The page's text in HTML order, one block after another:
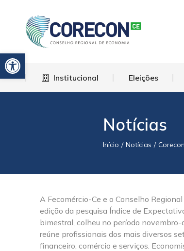
Barra de Ferramentas Aberta
Institucional Eleições
Notícias
Você está aqui:
Início Notícias
A Fecomércio-Ce e o Conselho
edição da pesquisa Índice de
bimestral, colheu no período
reúne profissionais dos mais diversos
financeiro, comércio e serviços.